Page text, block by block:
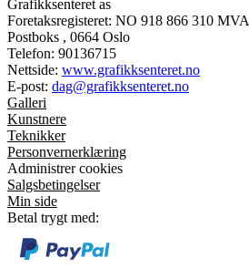
Grafikksenteret as
Foretaksregisteret: NO 918 866 310 MVA
Postboks , 0664 Oslo
Telefon: 90136715
Nettside: www.grafikksenteret.no
E-post: dag@grafikksenteret.no
Galleri
Kunstnere
Teknikker
Personvernerklæring
Administrer cookies
Salgsbetingelser
Min side
Betal trygt med: